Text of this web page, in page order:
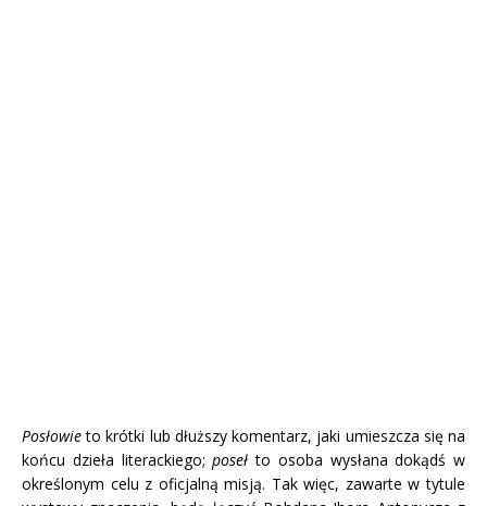
Posłowieto krótki lub dłuższy komentarz, jaki umieszcza się na
końcu dzieła literackiego;posełto osoba wysłana dokądś w
określonym celu z oficjalną misją. Tak więc, zawarte w tytule